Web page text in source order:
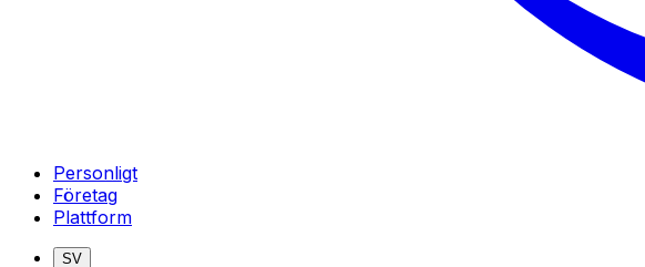
Personligt
Företag
Plattform
SV